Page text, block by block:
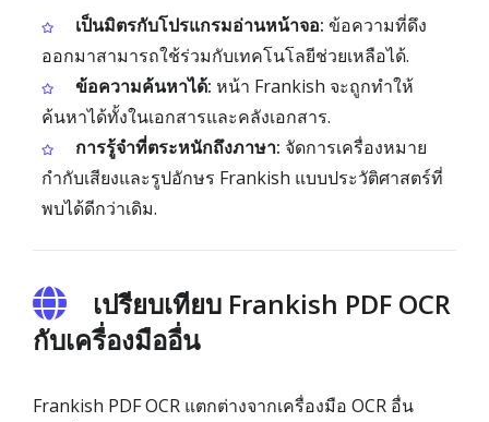
เป็นมิตรกับโปรแกรมอ่านหน้าจอ: ข้อความที่ดึง
ออกมาสามารถใช้ร่วมกับเทคโนโลยีช่วยเหลือได้.
ข้อความค้นหาได้: หน้า Frankish จะถูกทำให้
ค้นหาได้ทั้งในเอกสารและคลังเอกสาร.
การรู้จำที่ตระหนักถึงภาษา: จัดการเครื่องหมาย
กำกับเสียงและรูปอักษร Frankish แบบประวัติศาสตร์ที่
พบได้ดีกว่าเดิม.
เปรียบเทียบ Frankish PDF OCR
กับเครื่องมืออื่น
Frankish PDF OCR แตกต่างจากเครื่องมือ OCR อื่น